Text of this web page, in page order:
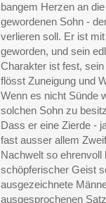
bangem Herzen an
gewordenen Sohn -
verlieren soll. Er ist
geworden, und sein
Charakter ist fest,
flösst Zuneigung und
Wenn es nicht Sünde
solchen Sohn zu
Dass er eine Zierde -
fast ausser allem
Nachwelt so ehrenvoll
schöpferischer Geist
ausgezeichnete
ausgesprochenen